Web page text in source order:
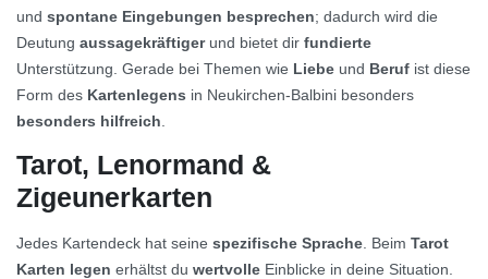
und spontane Eingebungen besprechen; dadurch wird die
Deutung aussagekräftigerund bietet dir fundierte
Unterstützung. Gerade bei Themen wie Liebe und Beruf ist diese
Form des Kartenlegens in Neukirchen-Balbini besonders
besonders hilfreich
Tarot, Lenormand &
Zigeunerkarten
Jedes Kartendeck hat seine spezifische Sprache . Beim Tarot
Karten legen erhältst du wertvolle Einblicke in deine Situation.